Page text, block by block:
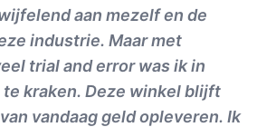
aan mezelf en de
industrie. Maar met
trial and error was ik in
te kraken. Deze winkel blijft
vandaag geld opleveren. Ik